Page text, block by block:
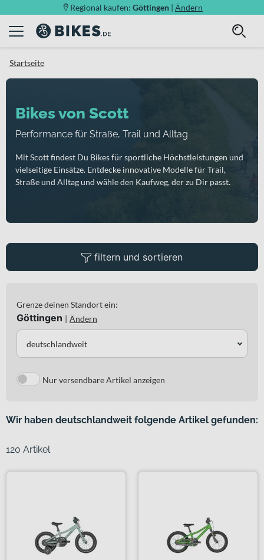
Regional kaufen: Göttingen | Ändern
Startseite
Bikes von Scott
Performance für Straße, Trail und Alltag
Mit Scott findest Du Bikes für sportliche Höchstleistungen und
vielseitige Einsätze. Entdecke innovative Modelle für Trail,
Straße und Alltag und wähle den Kaufweg, der zu Dir passt.
filtern und sortieren
Grenze deinen Standort ein:
Göttingen | Ändern
deutschlandweit
Nur versendbare Artikel anzeigen
Wir haben deutschlandweit folgende Artikel gefunden:
120 Artikel